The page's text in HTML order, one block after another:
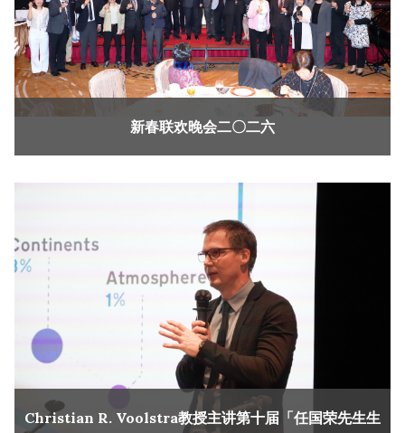
新春联欢晚会二〇二六
Christian R. Voolstra教授主讲第十届「任国荣先生生